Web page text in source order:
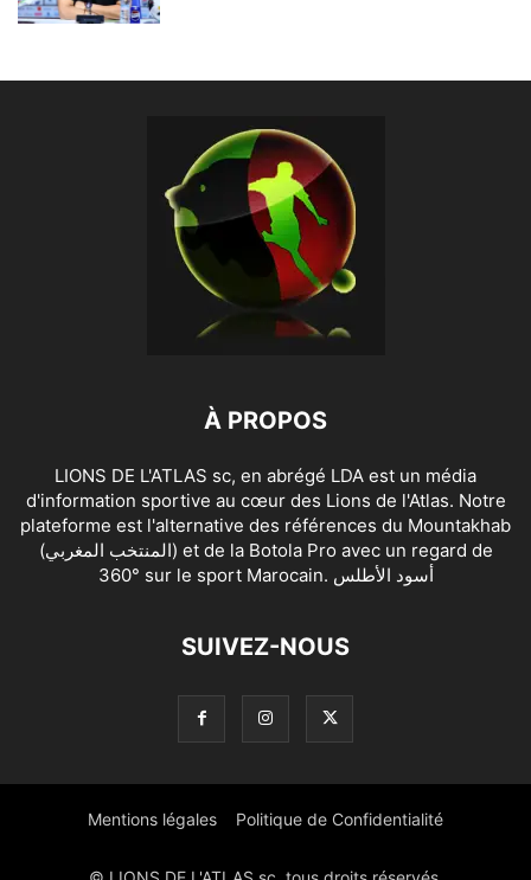
À PROPOS
LIONS DE L'ATLAS sc, en abrégé LDA est un média
d'information sportive au cœur des Lions de l'Atlas. Notre
plateforme est l'alternative des références du Mountakhab
(المنتخب المغربي) et de la Botola Pro avec un regard de
360° sur le sport Marocain. أسود الأطلس
SUIVEZ-NOUS
Mentions légales Politique de Confidentialité